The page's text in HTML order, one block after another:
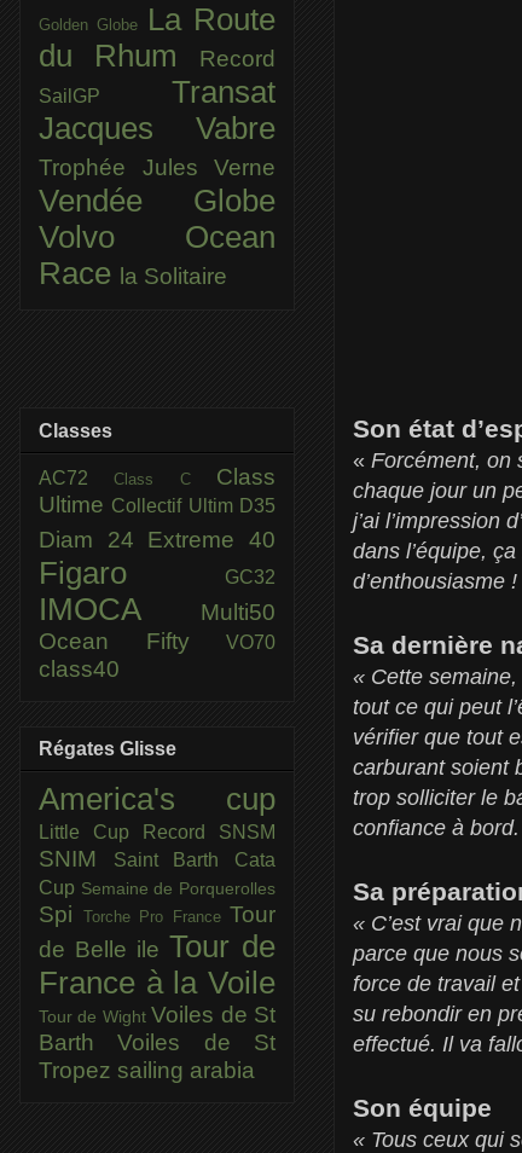
Son état
« Forcément, on
chaque jour un
j’ai l’impression
dans l’équipe,
d’enthousiasme !
Sa dernière
« Cette
tout ce qui peut
vérifier que tout
carburant soient
trop solliciter le
confiance à
Sa
« C’est vrai que
parce que nous
force de travail
su rebondir en
effectué. Il va
Son équipe
« Tous ceux qui
Golden Globe
La Route
du Rhum
Record
SailGP Transat
Jacques Vabre
Trophée Jules Verne
Vendée Globe
Volvo Ocean
Race la Solitaire
Classes
AC72Class C Class
Ultime Collectif Ultim D35
Diam 24 Extreme 40
Figaro GC32
IMOCA
Multi50
Ocean Fifty
VO70
class40
Régates Glisse
America's cup
Little Cup Record SNSM
SNIM
Saint Barth Cata
Cup Semaine de Porquerolles
Spi Torche Pro France Tour
de Belle ile Tour de
France à la Voile
Tour de Wight Voiles de St
BarthVoiles de St
Tropez sailing arabia